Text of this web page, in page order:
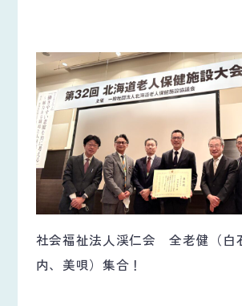
社会福祉法人渓仁会 全老健（白
内、美唄）集合！